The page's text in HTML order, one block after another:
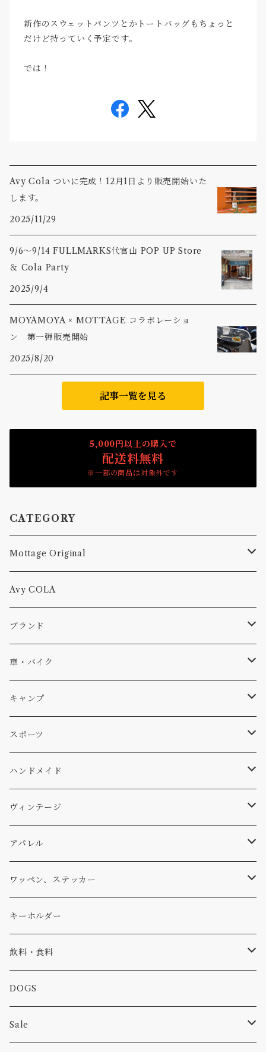
新作のスウェットパンツとかトートバッグもちょっと
だけど持っていく予定です。
では！
Avy Cola ついに完成！12月1日より販売開始いた
します。
2025/11/29
9/6〜9/14 FULLMARKS代官山 POP UP Store
＆ Cola Party
2025/9/4
MOYAMOYA × MOTTAGE コラボレーショ
ン 第一弾販売開始
2025/8/20
記事一覧を見る
5,000円以上の購入で
配送料無料
※一部の商品は対象外です
CATEGORY
Mottage Original
Tシャツ
キャップ、ニット
ソックス
雑貨
ステッカー
バッグ
パンツ
パーカー・トレーナー
アウター
コラボ
食品
Avy COLA
ブランド
Db
サーフ
スキー
A-Frame
DOGS
WEAR
Four My Self
Ten
アメリカ軍払い下げ
...mura
車・バイク
車外
マット、シート
エアフレッシュナー
小物
ヘルメット
キャンプ
ファニチャー
キッチン
スリーピング
小物
コーヒー
焚き火
スポーツ
サーフ
スキー
ハンドメイド
ステッカー
ワッペン
小物
ヴィンテージ
ワッペン
ステッカー
小物
バイク
カー
アパレル
Tシャツ
キャップ、ニット
バッグ
小物
パンツ
ワッペン、ステッカー
ワッペン
ステッカー
ピン
キーホルダー
飲料・食料
コーヒー
食べ物
DOGS
Sale